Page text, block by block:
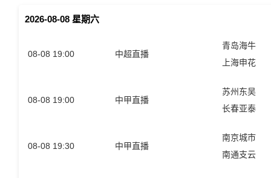
2026-08-08 星期六
08-08 19:00 中超直播
青岛海牛
上海申花
08-08 19:00 中甲直播
苏州东吴
长春亚泰
08-08 19:30 中甲直播
南京城市
南通支云